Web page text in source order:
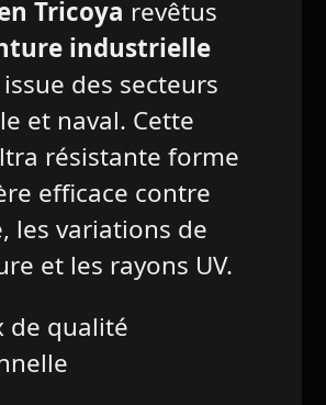
Tricoya revêtus
industrielle
des secteurs
et naval. Cette
résistante forme
efficace contre
les variations de
et les rayons UV.
de qualité